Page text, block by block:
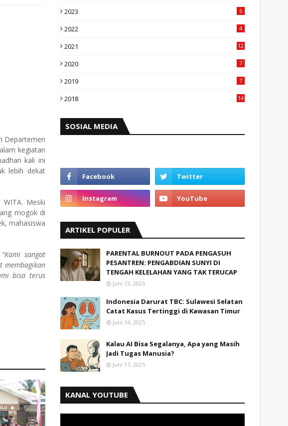
Departemen
kegiatan
kali ini
lebih dekat
Meski
mogok di
mahasiswa
“Kami sangat
membagikan
bisa terus
2023 6
2022 4
2021 12
2020 7
2019 7
2018 14
SOSIAL MEDIA
ARTIKEL POPULER
PARENTAL BURNOUT PADA PENGASUH
PESANTREN: PENGABDIAN SUNYI DI
TENGAH KELELAHAN YANG TAK TERUCAP
Juni 13, 2025
Indonesia Darurat TBC: Sulawesi Selatan
Catat Kasus Tertinggi di Kawasan Timur
Juni 14, 2025
Kalau AI Bisa Segalanya, Apa yang Masih
Jadi Tugas Manusia?
Juni 17, 2025
KANAL YOUTUBE